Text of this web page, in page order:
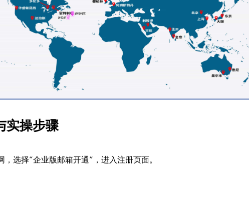
实操步骤
选择“企业版邮箱开通”，进入注册页面。